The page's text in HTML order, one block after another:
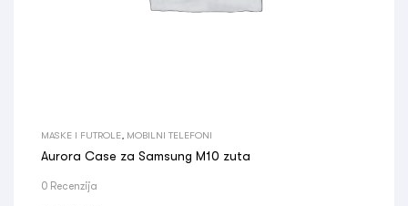
MASKE I FUTROLE MOBILNI TELEFONI
Aurora Case za Samsung M10 zuta
0 Recenzija